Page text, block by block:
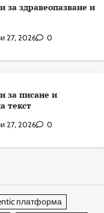
за здравеопазване и
27, 2026 0
за писане и
текст
27, 2026 0
платформа